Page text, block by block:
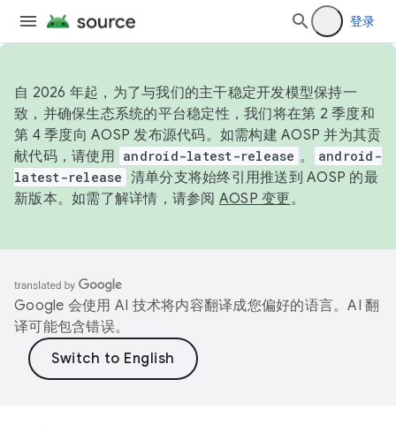
登录
自 2026 年起，为了与我们的主干稳定开发模型保持一
致，并确保生态系统的平台稳定性，我们将在第 2 季度和
第 4 季度向 AOSP 发布源代码。如需构建 AOSP 并为其贡
献代码，请使用 android-latest-release 。
android-
latest-release 清单分支将始终引用推送到 AOSP 的最
新版本。如需了解详情，请参阅 AOSP 变更。
Google 会使用 AI 技术将内容翻译成您偏好的语言。AI 翻
译可能包含错误。